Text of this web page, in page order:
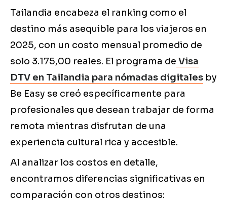
Tailandia encabeza el ranking como el
destino más asequible para los viajeros en
2025, con un costo mensual promedio de
solo 3.175,00 reales. El programa de Visa
DTV en Tailandia para nómadas digitales by
Be Easy se creó específicamente para
profesionales que desean trabajar de forma
remota mientras disfrutan de una
experiencia cultural rica y accesible.
Al analizar los costos en detalle,
encontramos diferencias significativas en
comparación con otros destinos: